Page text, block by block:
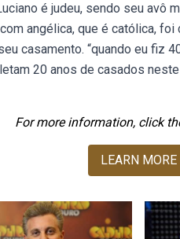
é judeu, sendo seu avô
angélica, que é católica,
casamento. “quando eu fiz
20 anos de casados
For more information, click
LEARN MORE